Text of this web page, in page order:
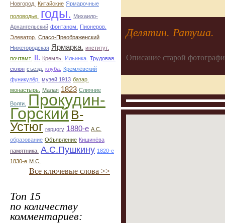
Новгород.
Китайские Ярмарочные
половодье. годы. Михаило-
Архангельский фонтаном.
Пионеров.
Элеватор. Спасо-Преображенский
Нижегородская Ярмарка. институт.
почтамт.
II. Кремль. Ильинка. Трудовая.
склон съезд. клуба.
Кремлёвский
фуникулёр. музей.1913 базар.
монастырь.
Малая 1823 Слияние
Волги. Прокудин-
Горский В-
Устюг герцогу 1880-е А.С.
образование Объявление Кишинёва
памятника. А.С.Пушкину 1820-е
1830-е М.С.
Все ключевые слова >>
Топ 15
по количеству
комментариев:
Делятин. Ратуша.
Описание старой